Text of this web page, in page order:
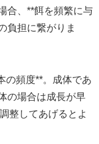
合、**餌を頻繁に与
負担に繋がりま
の頻度**。成体であ
の場合は成長が早
整してあげるとよ